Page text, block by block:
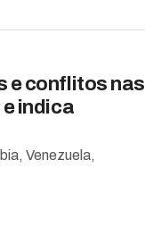
e conflitos nas
indica
Venezuela,